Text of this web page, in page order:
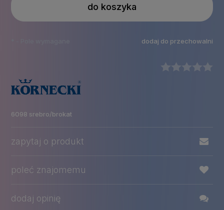
do koszyka
dodaj do przechowalni
6098 srebro/brokat
zapytaj o produkt
poleć znajomemu
dodaj opinię